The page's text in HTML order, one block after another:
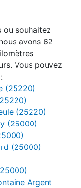
ou souhaitez
avons 62
Vous pouvez
(25220)
(25220)
(25000)
(25000)
Argent